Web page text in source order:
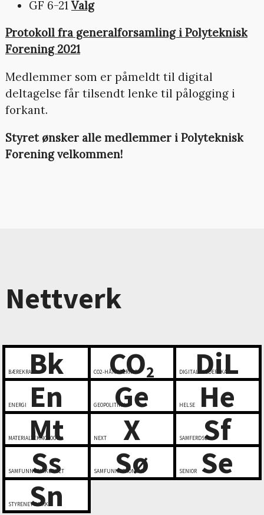
GF 6-21 Valg
Protokoll fra generalforsamling i Polyteknisk
Forening 2021
Medlemmer som er påmeldt til digital
deltagelse får tilsendt lenke til pålogging i
forkant.
Styret ønsker alle medlemmer i Polyteknisk
Forening velkommen!
Nettverk
Bk
BÆREKRAFT CO2
CO2-HÅNDTERING DiL
DIGITALT LEDERSKAP
En
ENERGI Ge
GEOPOLITIKK He
HELSE
Mt
MATERIALTEKNOLOGI X
NEXT Sf
SAMFERDSEL
Ss
SAMFUNNSSIKKERHET Sø
SAMFUNNSØKONOMI Se
SENIOR
Sn
STYRENETTVERK